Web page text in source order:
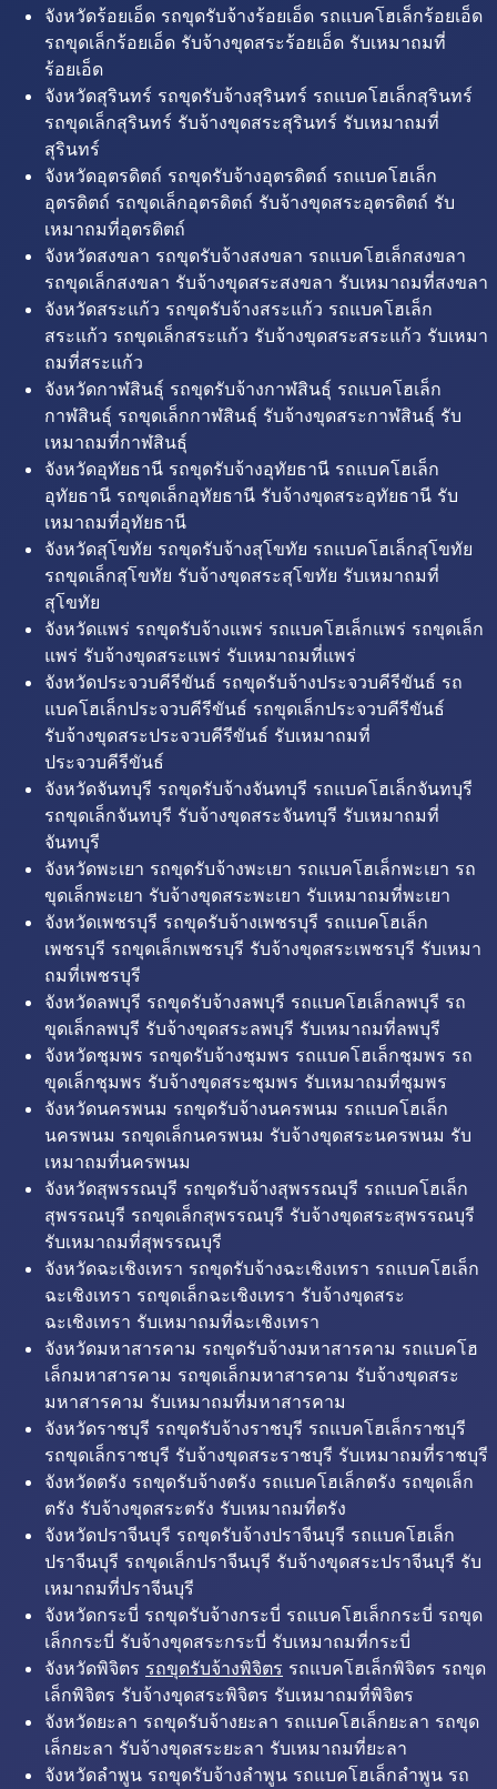
จังหวัดร้อยเอ็ด รถขุดรับจ้างร้อยเอ็ด รถแบคโฮเล็กร้อยเอ็ด
รถขุดเล็กร้อยเอ็ด รับจ้างขุดสระร้อยเอ็ด รับเหมาถมที่
ร้อยเอ็ด
จังหวัดสุรินทร์ รถขุดรับจ้างสุรินทร์ รถแบคโฮเล็กสุรินทร์
รถขุดเล็กสุรินทร์ รับจ้างขุดสระสุรินทร์ รับเหมาถมที่
สุรินทร์
จังหวัดอุตรดิตถ์ รถขุดรับจ้างอุตรดิตถ์ รถแบคโฮเล็ก
อุตรดิตถ์ รถขุดเล็กอุตรดิตถ์ รับจ้างขุดสระอุตรดิตถ์ รับ
เหมาถมที่อุตรดิตถ์
จังหวัดสงขลา รถขุดรับจ้างสงขลา รถแบคโฮเล็กสงขลา
รถขุดเล็กสงขลา รับจ้างขุดสระสงขลา รับเหมาถมที่สงขลา
จังหวัดสระแก้ว รถขุดรับจ้างสระแก้ว รถแบคโฮเล็ก
สระแก้ว รถขุดเล็กสระแก้ว รับจ้างขุดสระสระแก้ว รับเหมา
ถมที่สระแก้ว
จังหวัดกาฬสินธุ์ รถขุดรับจ้างกาฬสินธุ์ รถแบคโฮเล็ก
กาฬสินธุ์ รถขุดเล็กกาฬสินธุ์ รับจ้างขุดสระกาฬสินธุ์ รับ
เหมาถมที่กาฬสินธุ์
จังหวัดอุทัยธานี รถขุดรับจ้างอุทัยธานี รถแบคโฮเล็ก
อุทัยธานี รถขุดเล็กอุทัยธานี รับจ้างขุดสระอุทัยธานี รับ
เหมาถมที่อุทัยธานี
จังหวัดสุโขทัย รถขุดรับจ้างสุโขทัย รถแบคโฮเล็กสุโขทัย
รถขุดเล็กสุโขทัย รับจ้างขุดสระสุโขทัย รับเหมาถมที่
สุโขทัย
จังหวัดแพร่ รถขุดรับจ้างแพร่ รถแบคโฮเล็กแพร่ รถขุดเล็ก
แพร่ รับจ้างขุดสระแพร่ รับเหมาถมที่แพร่
จังหวัดประจวบคีรีขันธ์ รถขุดรับจ้างประจวบคีรีขันธ์ รถ
แบคโฮเล็กประจวบคีรีขันธ์ รถขุดเล็กประจวบคีรีขันธ์
รับจ้างขุดสระประจวบคีรีขันธ์ รับเหมาถมที่
ประจวบคีรีขันธ์
จังหวัดจันทบุรี รถขุดรับจ้างจันทบุรี รถแบคโฮเล็กจันทบุรี
รถขุดเล็กจันทบุรี รับจ้างขุดสระจันทบุรี รับเหมาถมที่
จันทบุรี
จังหวัดพะเยา รถขุดรับจ้างพะเยา รถแบคโฮเล็กพะเยา รถ
ขุดเล็กพะเยา รับจ้างขุดสระพะเยา รับเหมาถมที่พะเยา
จังหวัดเพชรบุรี รถขุดรับจ้างเพชรบุรี รถแบคโฮเล็ก
เพชรบุรี รถขุดเล็กเพชรบุรี รับจ้างขุดสระเพชรบุรี รับเหมา
ถมที่เพชรบุรี
จังหวัดลพบุรี รถขุดรับจ้างลพบุรี รถแบคโฮเล็กลพบุรี รถ
ขุดเล็กลพบุรี รับจ้างขุดสระลพบุรี รับเหมาถมที่ลพบุรี
จังหวัดชุมพร รถขุดรับจ้างชุมพร รถแบคโฮเล็กชุมพร รถ
ขุดเล็กชุมพร รับจ้างขุดสระชุมพร รับเหมาถมที่ชุมพร
จังหวัดนครพนม รถขุดรับจ้างนครพนม รถแบคโฮเล็ก
นครพนม รถขุดเล็กนครพนม รับจ้างขุดสระนครพนม รับ
เหมาถมที่นครพนม
จังหวัดสุพรรณบุรี รถขุดรับจ้างสุพรรณบุรี รถแบคโฮเล็ก
สุพรรณบุรี รถขุดเล็กสุพรรณบุรี รับจ้างขุดสระสุพรรณบุรี
รับเหมาถมที่สุพรรณบุรี
จังหวัดฉะเชิงเทรา รถขุดรับจ้างฉะเชิงเทรา รถแบคโฮเล็ก
ฉะเชิงเทรา รถขุดเล็กฉะเชิงเทรา รับจ้างขุดสระ
ฉะเชิงเทรา รับเหมาถมที่ฉะเชิงเทรา
จังหวัดมหาสารคาม รถขุดรับจ้างมหาสารคาม รถแบคโฮ
เล็กมหาสารคาม รถขุดเล็กมหาสารคาม รับจ้างขุดสระ
มหาสารคาม รับเหมาถมที่มหาสารคาม
จังหวัดราชบุรี รถขุดรับจ้างราชบุรี รถแบคโฮเล็กราชบุรี
รถขุดเล็กราชบุรี รับจ้างขุดสระราชบุรี รับเหมาถมที่ราชบุรี
จังหวัดตรัง รถขุดรับจ้างตรัง รถแบคโฮเล็กตรัง รถขุดเล็ก
ตรัง รับจ้างขุดสระตรัง รับเหมาถมที่ตรัง
จังหวัดปราจีนบุรี รถขุดรับจ้างปราจีนบุรี รถแบคโฮเล็ก
ปราจีนบุรี รถขุดเล็กปราจีนบุรี รับจ้างขุดสระปราจีนบุรี รับ
เหมาถมที่ปราจีนบุรี
จังหวัดกระบี่ รถขุดรับจ้างกระบี่ รถแบคโฮเล็กกระบี่ รถขุด
เล็กกระบี่ รับจ้างขุดสระกระบี่ รับเหมาถมที่กระบี่
จังหวัดพิจิตร รถขุดรับจ้างพิจิตร รถแบคโฮเล็กพิจิตร รถขุด
เล็กพิจิตร รับจ้างขุดสระพิจิตร รับเหมาถมที่พิจิตร
จังหวัดยะลา รถขุดรับจ้างยะลา รถแบคโฮเล็กยะลา รถขุด
เล็กยะลา รับจ้างขุดสระยะลา รับเหมาถมที่ยะลา
จังหวัดลำพูน รถขุดรับจ้างลำพูน รถแบคโฮเล็กลำพูน รถ